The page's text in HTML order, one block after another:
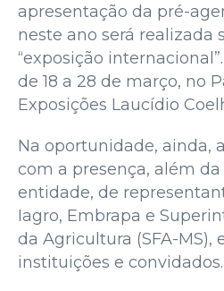
apresentação da pré-
neste ano será realizada
“exposição
de 18 a 28 de março, no
Exposições Laucídio
Na oportunidade, ainda,
com a presença, além
entidade, de
Iagro, Embrapa e
da Agricultura (SFA-MS),
instituições e convidados.